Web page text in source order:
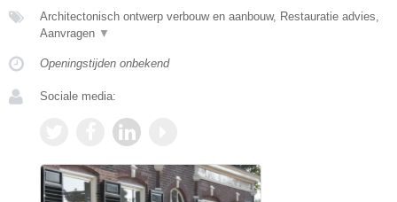
Architectonisch ontwerp verbouw en aanbouw, Restauratie advies,
Aanvragen ▼
Openingstijden onbekend
Sociale media: